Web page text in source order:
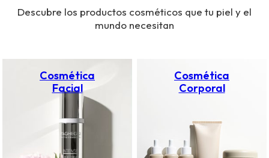
Descubre los productos cosméticos que tu piel y el
mundo necesitan
Cosmética
Facial
Cosmética
Corporal